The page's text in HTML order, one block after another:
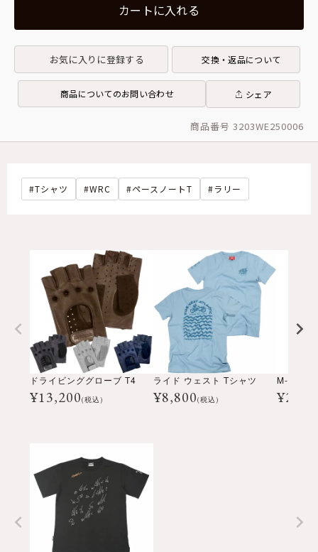
カートに入れる
お気に入りに登録する 交換・返品について
商品についてのお問い合わせ シェア
商品番号 3203WE250006
Tシャツ WRC ペースノートT ラリー
ドライビンググローブ T4
¥13,200(税込)
ライド ウェスト Tシャツ
¥8,800(税込) ¥